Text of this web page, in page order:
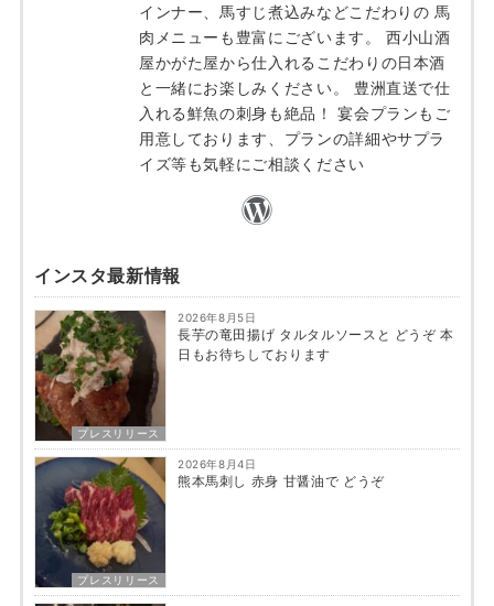
インナー、馬すじ煮込みなどこだわりの 馬
肉メニューも豊富にございます。 西小山酒
屋かがた屋から仕入れるこだわりの日本酒
と一緒にお楽しみください。 豊洲直送で仕
入れる鮮魚の刺身も絶品！ 宴会プランもご
用意しております、プランの詳細やサプラ
イズ等も気軽にご相談ください
インスタ最新情報
プレスリリース
2026年8月5日
長芋の竜田揚げ タルタルソースと どうぞ 本
日もお待ちしております
プレスリリース
2026年8月4日
熊本馬刺し 赤身 甘醤油で どうぞ